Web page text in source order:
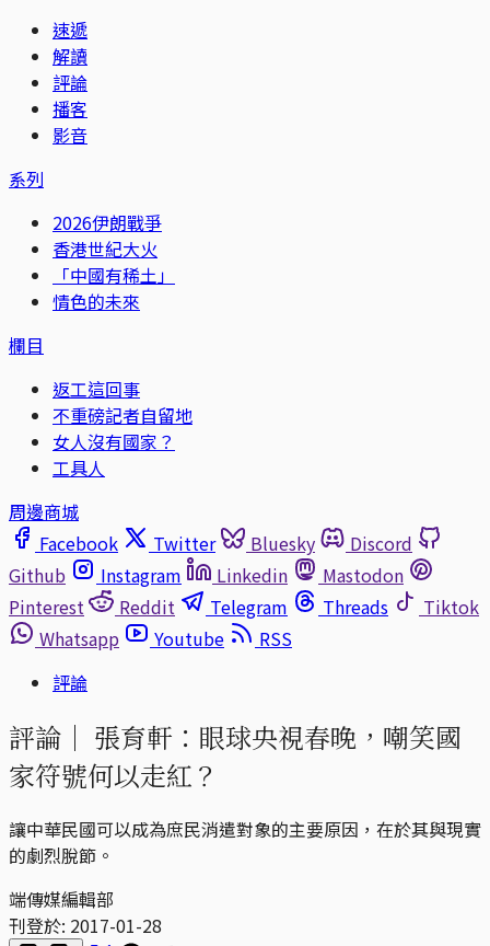
速遞
解讀
評論
播客
影音
系列
2026伊朗戰爭
香港世紀大火
「中國有稀土」
情色的未來
欄目
返工這回事
不重磅記者自留地
女人沒有國家？
工具人
周邊商城
Facebook
Twitter Bluesky
Discord
Github
Instagram Linkedin
Mastodon
Pinterest
Reddit Telegram Threads
Tiktok
Whatsapp
Youtube
RSS
評論
評論｜ 張育軒：眼球央視春晚，嘲笑國
家符號何以走紅？
讓中華民國可以成為庶民消遣對象的主要原因，在於其與現實
的劇烈脫節。
端傳媒編輯部
刊登於: 2017-01-28